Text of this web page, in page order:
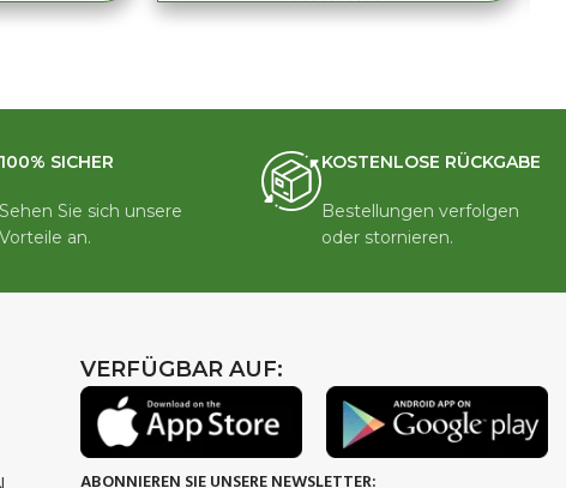
100% SICHER
Sehen Sie sich unsere
Vorteile an.
KOSTENLOSE RÜCKGABE
Bestellungen verfolgen
oder stornieren.
VERFÜGBAR AUF: